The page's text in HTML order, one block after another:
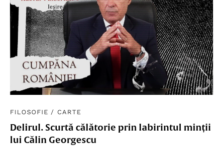
FILOSOFIE / CARTE
Delirul. Scurtă călătorie prin labirintul minții
lui Călin Georgescu